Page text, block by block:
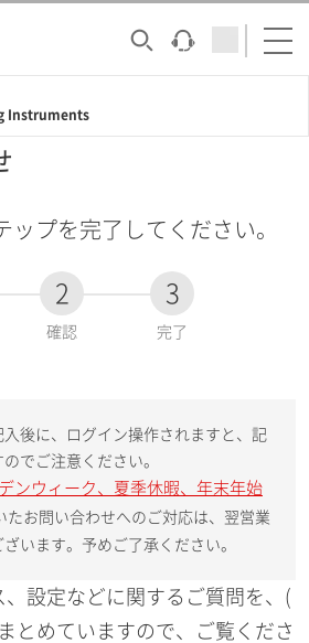
Instruments
ップを完了してください。
2
確認
3
完了
後に、ログイン操作されますと、記
でご注意ください。
ンウィーク、夏季休暇、年末年始
たお問い合わせへのご対応は、翌営業
います。予めご了承ください。
設定などに関するご質問を、(
とめていますので、ご覧くださ